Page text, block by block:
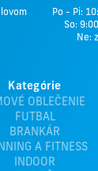
Po - Pi:
So:
Ne:
Kategórie
OBLEČENIE
FUTBAL
BRANKÁR
A FITNESS
INDOOR